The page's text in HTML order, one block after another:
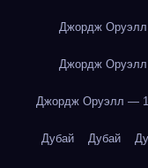
Джордж
Джордж
Джордж Оруэлл —
Дубай Дубай